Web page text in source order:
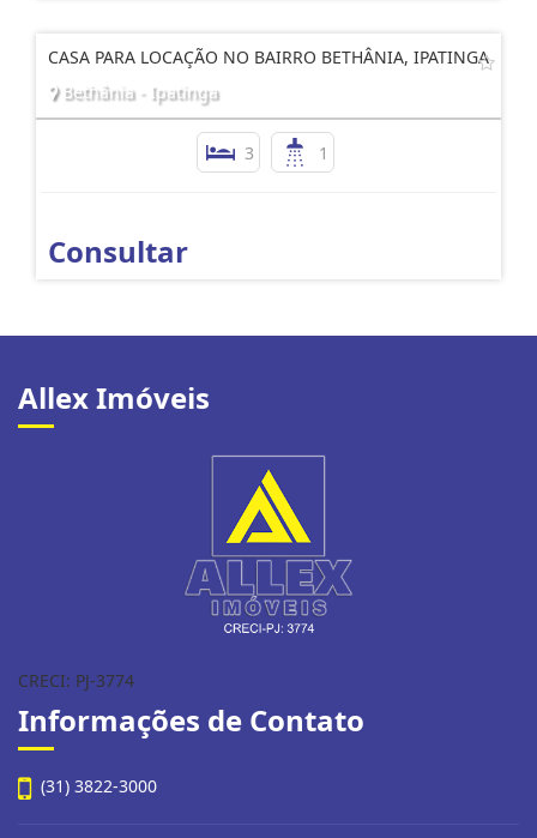
CASA PARA LOCAÇÃO NO BAIRRO BETHÂNIA, IPATINGA
Bethânia - Ipatinga
3 1
Consultar
Allex Imóveis
CRECI: PJ-3774
Informações de Contato
(31) 3822-3000